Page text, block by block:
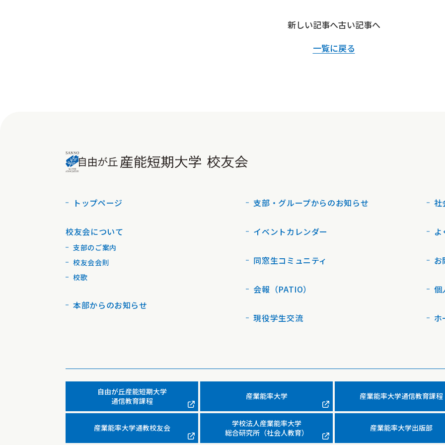
新しい記事へ古い記事へ
一覧に戻る
トップページ
校友会について
支部のご案内
校友会会則
校歌
本部からのお知らせ
支部・グループからのお知らせ
イベントカレンダー
同窓生コミュニティ
会報（PATIO）
現役学生交流
社
お
個
ホ
自由が丘産能短期大学
通信教育課程
産業能率大学 産業能率大学通信教育課程
産業能率大学通教校友会
学校法人産業能率大学
総合研究所（社会人教育）
産業能率大学出版部